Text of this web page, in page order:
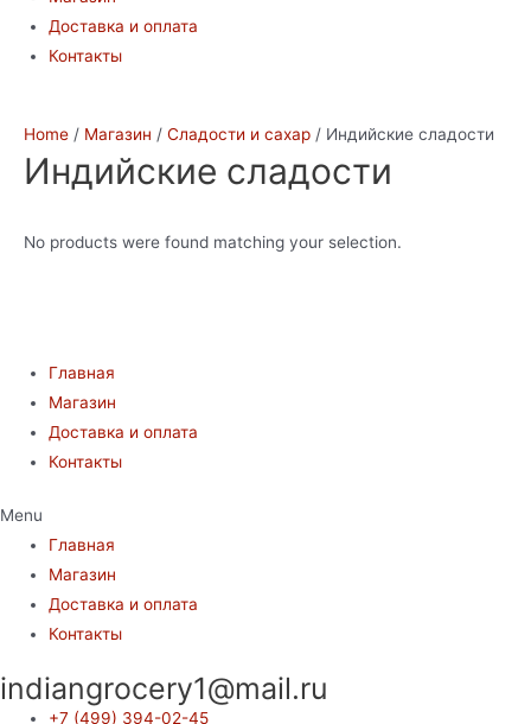
Доставка и оплата
Контакты
Home / Магазин / Сладости и сахар / Индийские сладости
Индийские сладости
No products were found matching your selection.
Главная
Магазин
Доставка и оплата
Контакты
Menu
Главная
Магазин
Доставка и оплата
Контакты
indiangrocery1@mail.ru
+7 (499) 394-02-45